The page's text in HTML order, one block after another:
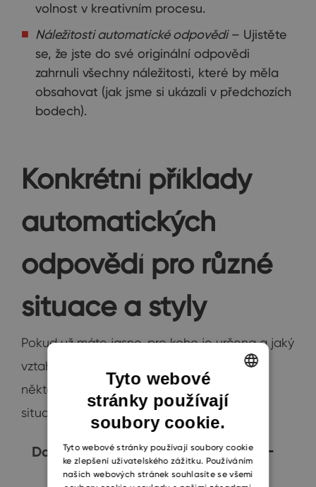
volnost v kreativním procesu.
Náležitosti automatické odpovědi– Ujistěte
se, že jste do své originální odpovědi
zahrnuli všechny náležitosti, které by měla
obsahovat (jak jsme si ukázali v předchozích
bodech).
Konkrétní příklady
automatických
odpovědí pro různé
situace a styly
Pokud už máte jasno, pro koho je určena a jaký
vztah s danými lidmi máte, můžete využít
některou z následujících šablon pro různé
situace:
Dovolená
ENGLISH
CZECH
SLOVAK
Tyto webové
stránky používají
soubory cookie.
Tyto webové stránky používají soubory cookie
ke zlepšení uživatelského zážitku. Používáním
našich webových stránek souhlasíte se všemi